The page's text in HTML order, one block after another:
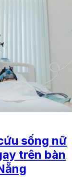
sống nữ
trên bàn